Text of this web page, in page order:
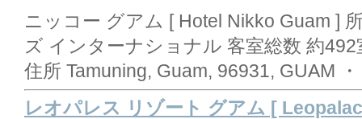
ニッコー グアム [ Hotel Nikko Guam ]
ズ インターナショナル 客室総数 約
住所 Tamuning, Guam, 96931, GUAM
レオパレス リゾート グアム [